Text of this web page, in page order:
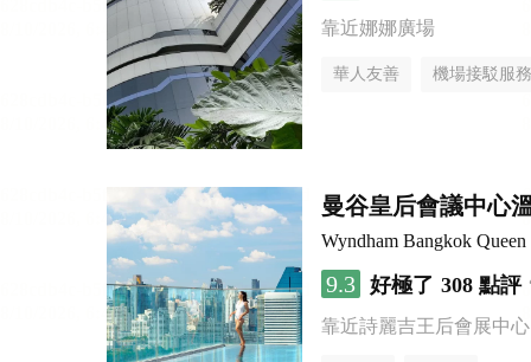
靠近娜娜廣場
華人友善 機場接駁服務
曼谷皇后會議中心
Wyndham Bangkok
9.3 好極了 308 點評
靠近詩麗吉王后會展中心